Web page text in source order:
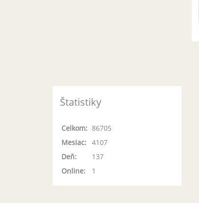
Štatistiky
Online: 1
Celkom: 86705
Mesiac: 4107
Deň:
137